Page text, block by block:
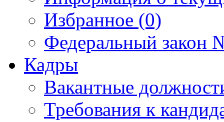
Избранное (0)
Федеральный закон
Кадры
Вакантные
Требования к